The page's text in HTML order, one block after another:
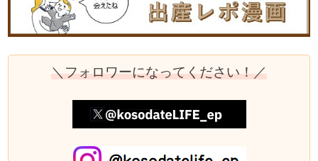
＼フォロワーになってください！／